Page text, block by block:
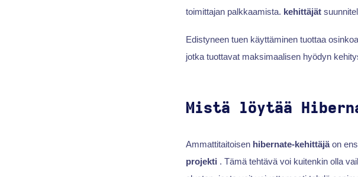
toimittajan palkkaamista. kehittäjät
Edistyneen tuen käyttäminen tuottaa
jotka tuottavat maksimaalisen hyödyn
Mistä löytää
Ammattitaitoisen hibernate-kehittäjäon
projekti . Tämä tehtävä voi kuitenkin olla